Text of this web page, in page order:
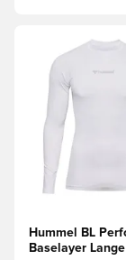
Åbner en
Hummel BL
Baselayer